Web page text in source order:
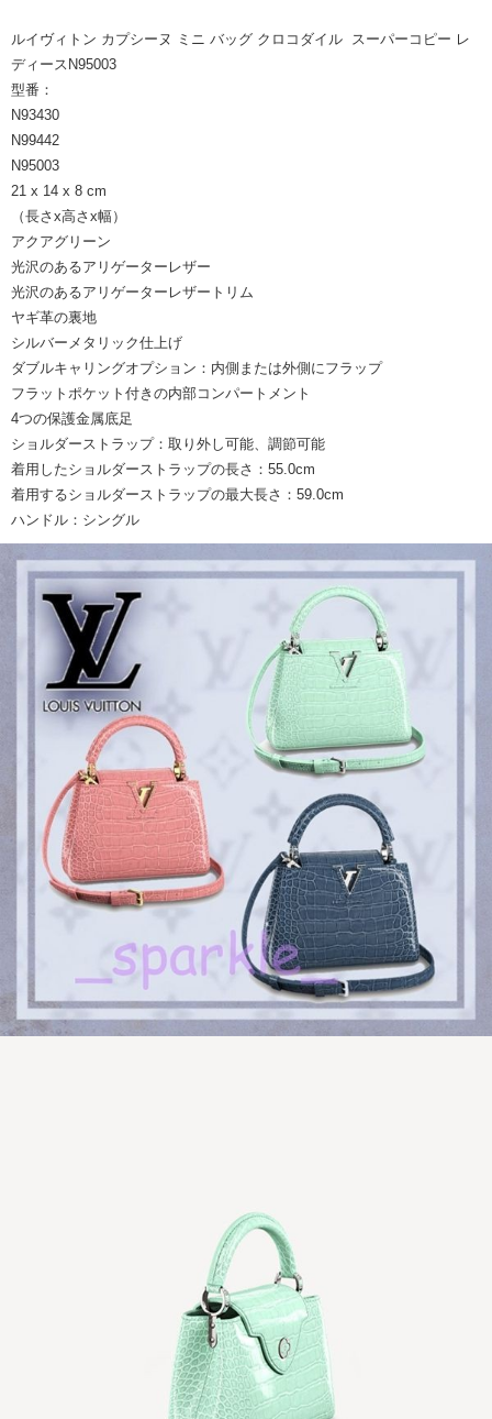
ルイヴィトン カプシーヌ ミニ バッグ クロコダイル スーパーコピー レ
ディースN95003
型番：
N93430
N99442
N95003
21 x 14 x 8 cm
（長さx高さx幅）
アクアグリーン
光沢のあるアリゲーターレザー
光沢のあるアリゲーターレザートリム
ヤギ革の裏地
シルバーメタリック仕上げ
ダブルキャリングオプション：内側または外側にフラップ
フラットポケット付きの内部コンパートメント
4つの保護金属底足
ショルダーストラップ：取り外し可能、調節可能
着用したショルダーストラップの長さ：55.0cm
着用するショルダーストラップの最大長さ：59.0cm
ハンドル：シングル